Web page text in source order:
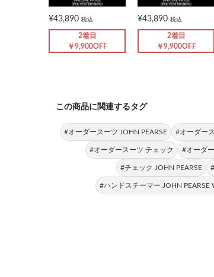
¥43,890 税込
2着目
￥9,900OFF
¥43,890 税込
2着目
￥9,900OFF
この商品に関連するタグ
#オーダースーツ JOHN PEARSE #オーダー
#オーダースーツ チェック #オーダ
#チェック JOHN PEARSE
#ハンドスチーマー JOHN PEARSE